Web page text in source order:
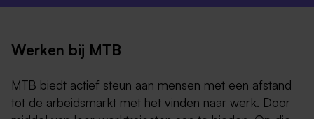
Werken bij MTB
MTB biedt actief steun aan mensen met een afstand
tot de arbeidsmarkt met het vinden naar werk. Door